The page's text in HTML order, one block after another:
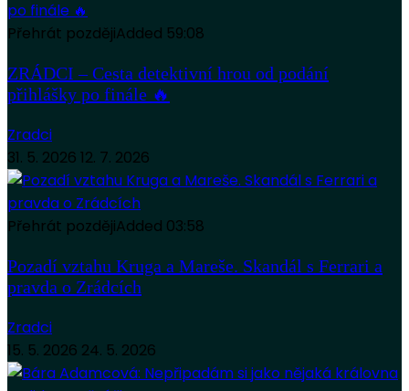
Přehrát pozdějiAdded 59:08
ZRÁDCI – Cesta detektivní hrou od podání
přihlášky po finále 🔥
Zradci
31. 5. 2026 12. 7. 2026
Přehrát pozdějiAdded 03:58
Pozadí vztahu Kruga a Mareše. Skandál s Ferrari a
pravda o Zrádcích
Zradci
15. 5. 2026 24. 5. 2026